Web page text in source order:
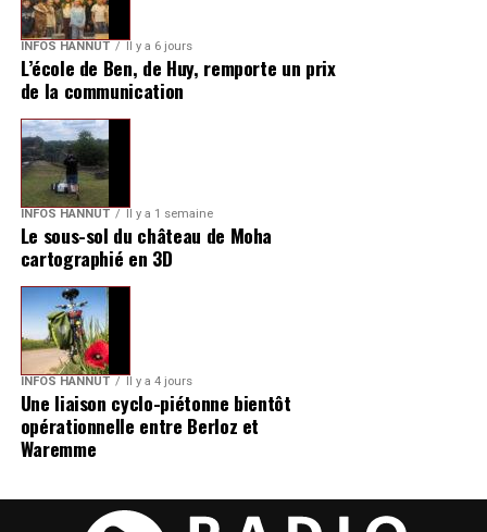
INFOS HANNUT Il y a 6 jours
L’école de Ben, de Huy, remporte un prix
de la communication
INFOS HANNUT Il y a 1 semaine
Le sous-sol du château de Moha
cartographié en 3D
INFOS HANNUT Il y a 4 jours
Une liaison cyclo-piétonne bientôt
opérationnelle entre Berloz et
Waremme